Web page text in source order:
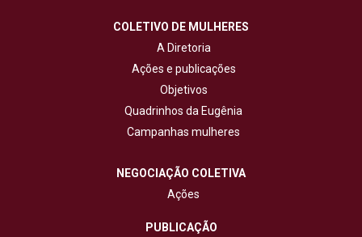
COLETIVO DE MULHERES
A Diretoria
Ações e publicações
Objetivos
Quadrinhos da Eugênia
Campanhas mulheres
NEGOCIAÇÃO COLETIVA
Ações
PUBLICAÇÃO